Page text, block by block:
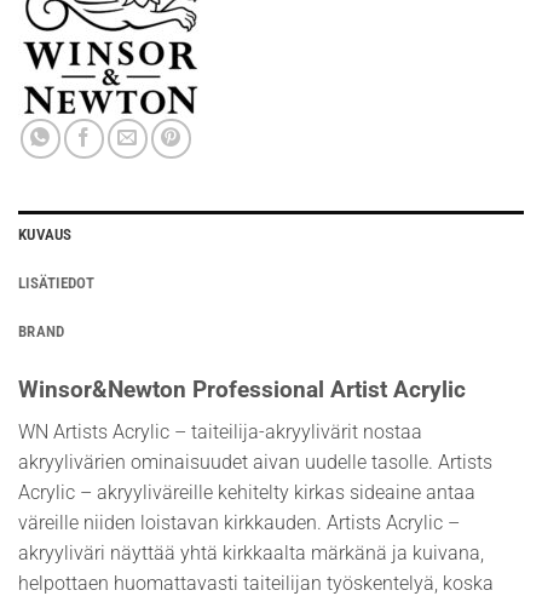
KUVAUS
LISÄTIEDOT
BRAND
Winsor&Newton Professional Artist Acrylic
WN Artists Acrylic – taiteilija-akryylivärit nostaa
akryylivärien ominaisuudet aivan uudelle tasolle. Artists
Acrylic – akryyliväreille kehitelty kirkas sideaine antaa
väreille niiden loistavan kirkkauden. Artists Acrylic –
akryyliväri näyttää yhtä kirkkaalta märkänä ja kuivana,
helpottaen huomattavasti taiteilijan työskentelyä, koska